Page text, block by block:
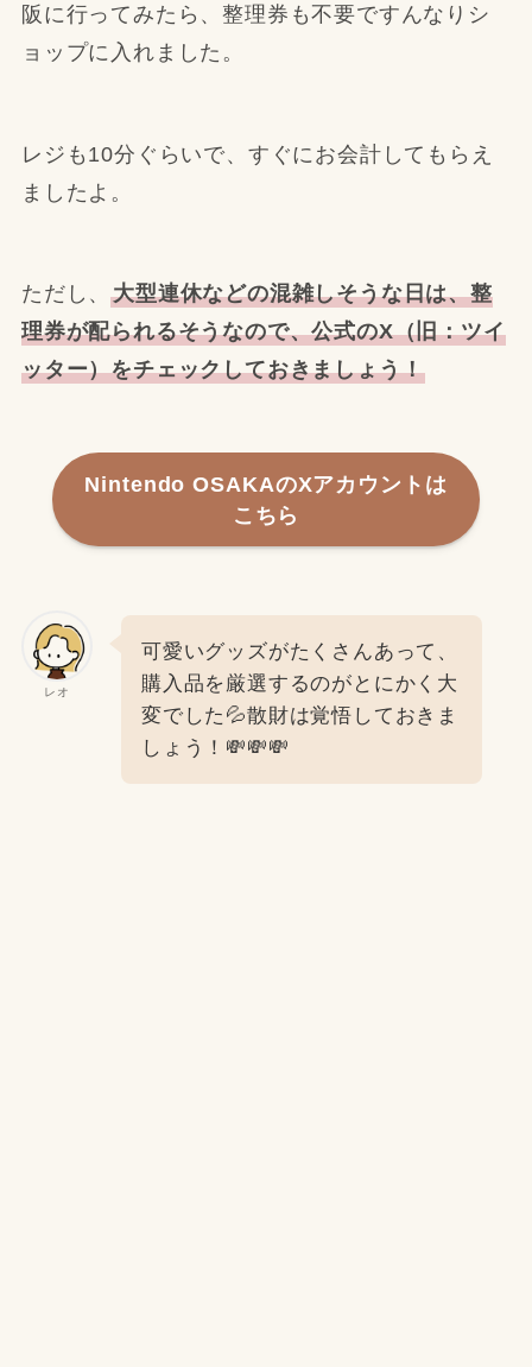
阪に行ってみたら、整理券も不要ですんなりシ
ョップに入れました。
レジも10分ぐらいで、すぐにお会計してもらえ
ましたよ。
ただし、大型連休などの混雑しそうな日は、整
理券が配られるそうなので、公式のX（旧：ツイ
ッター）をチェックしておきましょう！
Nintendo OSAKAのXアカウントは
こちら
レオ
可愛いグッズがたくさんあって、
購入品を厳選するのがとにかく大
変でした💦散財は覚悟しておきま
しょう！💸💸💸